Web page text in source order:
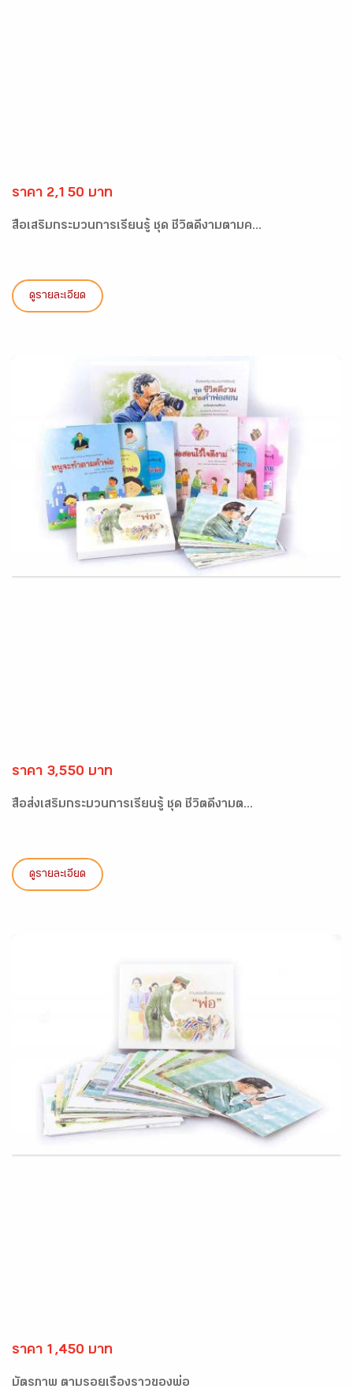
ราคา 2,150 บาท
สื่อเสริมกระบวนการเรียนรู้ ชุด ชีวิตดีงามตามค...
ดูรายละเอียด
ราคา 3,550 บาท
สื่อส่งเสริมกระบวนการเรียนรู้ ชุด ชีวิตดีงามต...
ดูรายละเอียด
ราคา 1,450 บาท
บัตรภาพ ตามรอยเรื่องราวของพ่อ